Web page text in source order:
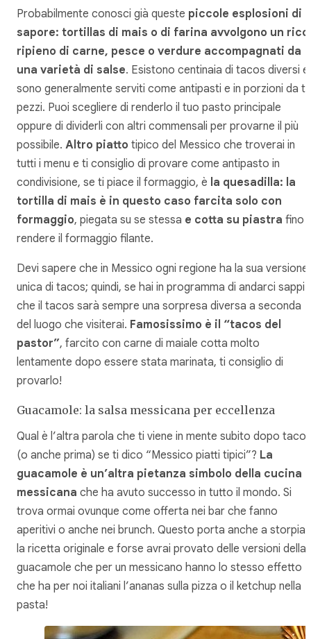
Probabilmente conosci già queste piccole esplosioni di
sapore: tortillas di mais o di farina avvolgono un
ripieno di carne, pesce o verdure accompagnati da
una varietà di salse. Esistono centinaia di tacos diversi e
sono generalmente serviti come antipasti e in porzioni da
pezzi. Puoi scegliere di renderlo il tuo pasto principale
oppure di dividerli con altri commensali per provarne il più
possibile. Altro piatto tipico del Messico che troverai in
tutti i menu e ti consiglio di provare come antipasto in
condivisione, se ti piace il formaggio, è la quesadilla: la
tortilla di mais è in questo caso farcita solo con
formaggio, piegata su se stessa e cotta su piastra fino
rendere il formaggio filante.
Devi sapere che in Messico ogni regione ha la sua versione
unica di tacos; quindi, se hai in programma di andarci sappi
che il tacos sarà sempre una sorpresa diversa a seconda
del luogo che visiterai. Famosissimo è il “tacos del
pastor”, farcito con carne di maiale cotta molto
lentamente dopo essere stata marinata, ti consiglio di
provarlo!
Guacamole: la salsa messicana per eccellenza
Qual è l’altra parola che ti viene in mente subito dopo tacos
(o anche prima) se ti dico “Messico piatti tipici”? La
guacamole è un’altra pietanza simbolo della cucina
messicana che ha avuto successo in tutto il mondo. Si
trova ormai ovunque come offerta nei bar che fanno
aperitivi o anche nei brunch. Questo porta anche a
la ricetta originale e forse avrai provato delle versioni della
guacamole che per un messicano hanno lo stesso effetto
che ha per noi italiani l’ananas sulla pizza o il ketchup nella
pasta!